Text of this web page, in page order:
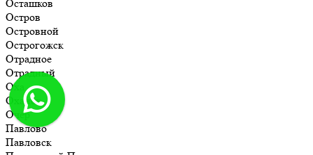
Осташков
Остров
Островной
Острогожск
Отрадное
Отрадный
Оха
Оханск
Очёр
Павлово
Павловск